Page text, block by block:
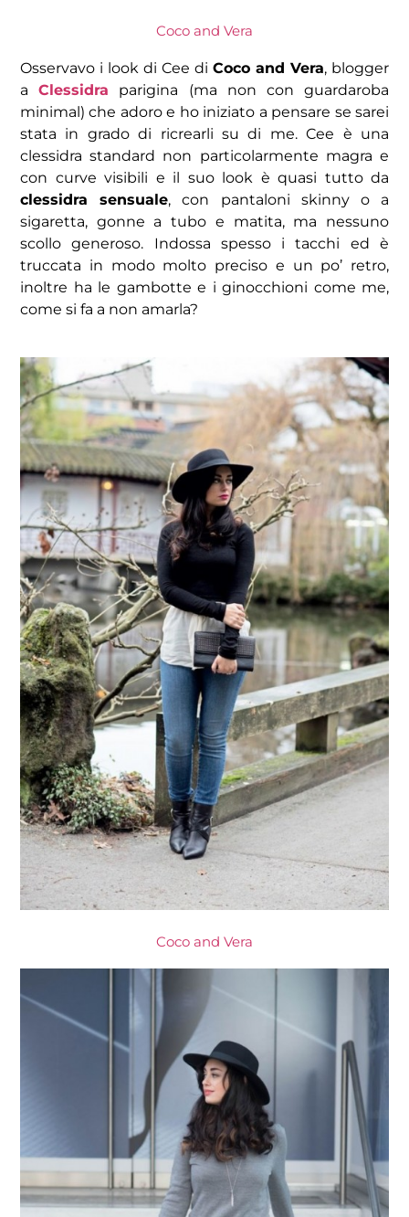
Coco and Vera
Osservavo i look di Cee di Coco and Vera, blogger
aClessidra parigina (ma non con guardaroba
minimal) che adoro e ho iniziato a pensare se sarei
stata in grado di ricrearli su di me. Cee è una
clessidra standard non particolarmente magra e
con curve visibili e il suo look è quasi tutto da
clessidra sensuale, con pantaloni skinny o a
sigaretta, gonne a tubo e matita, ma nessuno
scollo generoso. Indossa spesso i tacchi ed è
truccata in modo molto preciso e un po’ retro,
inoltre ha le gambotte e i ginocchioni come me,
come si fa a non amarla?
Coco and Vera